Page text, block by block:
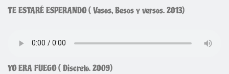
TE ESTARÉ ESPERANDO ( Vasos, Besos y versos. 2013)
YO ERA FUEGO ( Discreto. 2009)